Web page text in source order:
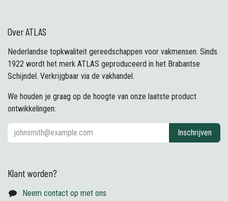
Over ATLAS
Nederlandse topkwaliteit gereedschappen voor vakmensen. Sinds
1922 wordt het merk ATLAS geproduceerd in het Brabantse
Schijndel. Verkrijgbaar via de vakhandel.
We houden je graag op de hoogte van onze laatste product
ontwikkelingen:
Inschrijven
Klant worden?
Neem contact op met ons